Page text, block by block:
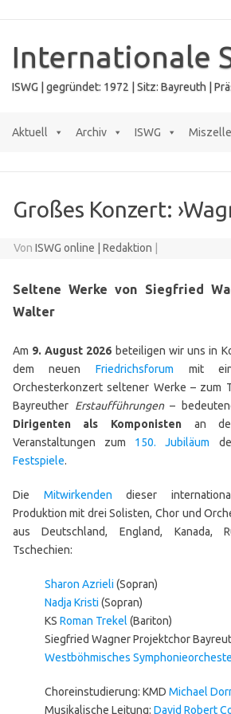
springen
Internationale
ISWG | gegründet: 1972 | Sitz: Bayreuth |
Aktuell Archiv ISWG
Großes Konzert:
VonISWG online | Redaktion
Seltene Werke von Siegfried
Walter
Am 9. August 2026 beteiligen wir uns in
dem neuen Friedrichsforum mit
Orchesterkonzert seltener Werke – zum
Bayreuther Erstaufführungen–
Diri­gen­ten als Komponistenan
Veranstaltungen zum 150. Jubiläum
Festspiele.
Die Mitwirkenden dieser
Produktion mit drei Solisten, Chor und
aus Deutschland, England, Kanada,
Tschechien:
Sharon Azrieli (Sopran)
Nadja Kristi (Sopran)
KS Roman Trekel (Bariton)
Siegfried Wagner Projektchor
Westböhmisches
Choreinstudierung: KMD Michael
Musikalische Leitung: David Robert